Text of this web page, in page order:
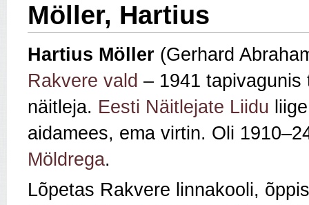
Möller, Hartius
Hartius Möller (Gerhard
Rakvere vald – 1941
näitleja. Eesti Näitlejate Liidu
aidamees, ema virtin. Oli
Möldrega.
Lõpetas Rakvere linnakooli,